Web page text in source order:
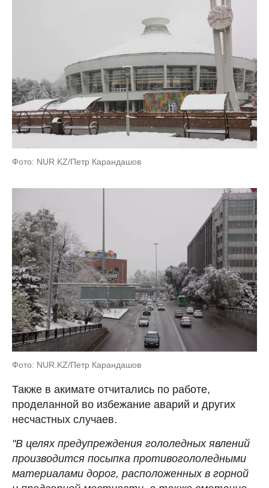
Фото: NUR.KZ/Петр Карандашов
Фото: NUR.KZ/Петр Карандашов
Также в акимате отчитались по работе,
проделанной во избежание аварий и других
несчастных случаев.
"В целях предупреждения гололедных явлений
производится посыпка противогололедными
материалами дорог, расположенных в горной